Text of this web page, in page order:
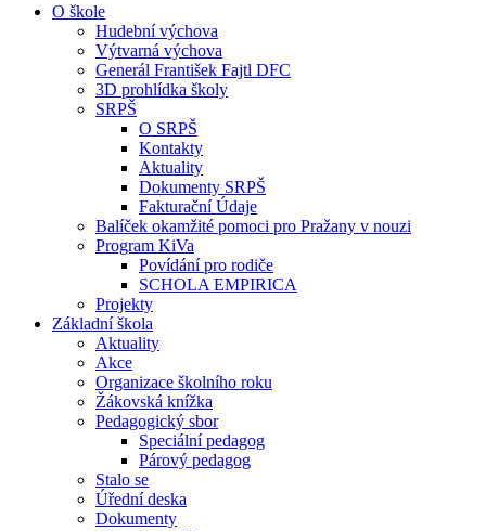
O škole
Hudební výchova
Výtvarná výchova
Generál František Fajtl DFC
3D prohlídka školy
SRPŠ
O SRPŠ
Kontakty
Aktuality
Dokumenty SRPŠ
Fakturační Údaje
Balíček okamžité pomoci pro Pražany v nouzi
Program KiVa
Povídání pro rodiče
SCHOLA EMPIRICA
Projekty
Základní škola
Aktuality
Akce
Organizace školního roku
Žákovská knížka
Pedagogický sbor
Speciální pedagog
Párový pedagog
Stalo se
Úřední deska
Dokumenty